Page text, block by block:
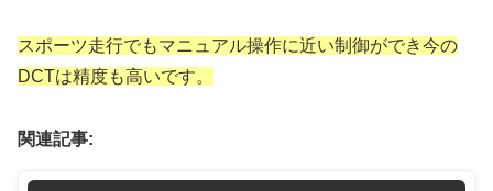
スポーツ走行でもマニュアル操作に近い制御ができ今の
DCTは精度も高いです。
関連記事: